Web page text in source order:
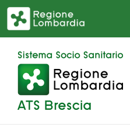
Salta al contenuto principale